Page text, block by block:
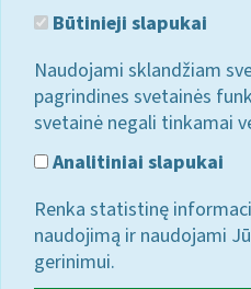
Būtinieji slapukai
Naudojami sklandžiam
pagrindines svetainės
svetainė negali tinkamai
Analitiniai slapukai
Renka statistinę
naudojimą ir naudojami
gerinimui.